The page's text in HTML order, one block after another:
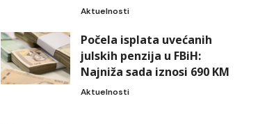
Aktuelnosti
Počela isplata uvećanih
julskih penzija u FBiH:
Najniža sada iznosi 690 KM
Aktuelnosti